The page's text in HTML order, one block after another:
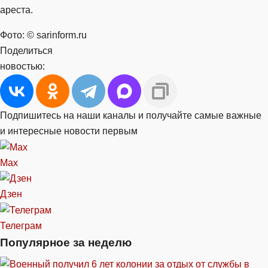
ареста.
Фото: © sarinform.ru
Поделиться
новостью:
Подпишитесь на наши каналы и получайте самые важные
и интересные новости первым
Max
Дзен
Телеграм
Популярное за неделю